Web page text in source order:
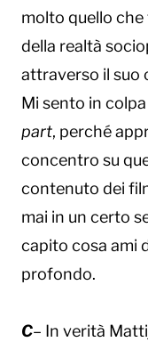
molto quello
della realtà
attraverso il suo
Mi sento in
part, perché
concentro su
contenuto dei
mai in un certo
capito cosa ami
profondo.
C– In verità